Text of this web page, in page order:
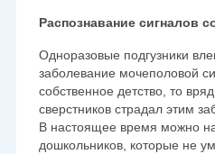
Распознавание сигналов
Одноразовые подгузники
заболевание мочеполовой
собственное детство, то
сверстников страдал этим
В настоящее время можно
дошкольников, которые не